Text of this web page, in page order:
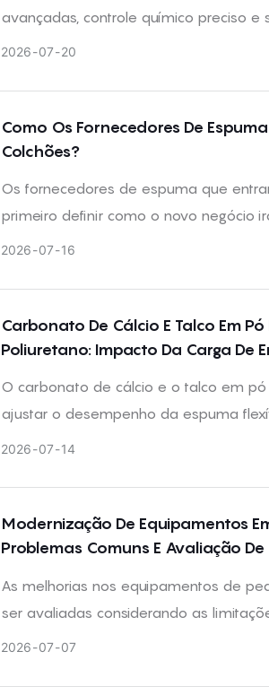
avançadas, controle químico preciso
desempenho da Sabtech Machine.
2026 07 20
Como Os Fornecedores De
Colchões?
Os fornecedores de espuma que
primeiro definir como o novo negócio
internas de produção de espuma
2026 07 16
Carbonato De Cálcio E Talco Em
Poliuretano: Impacto Da Carga De
O carbonato de cálcio e o talco em
ajustar o desempenho da espuma
carga pode afetar a dispersão, a
2026 07 14
Modernização De Equipamentos
Problemas Comuns E Avaliação
As melhorias nos equipamentos de
ser avaliadas considerando as
lacunas na capacidade de produção,
2026 07 07